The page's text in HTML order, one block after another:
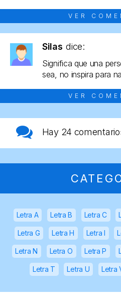
VER
Silas dice:
Significa que una
sea, no inspira para
VER
Hay 24
Letra A Letra B Letra C
Letra G Letra H Letra I
Letra N Letra O Letra P
Letra T Letra U Letra